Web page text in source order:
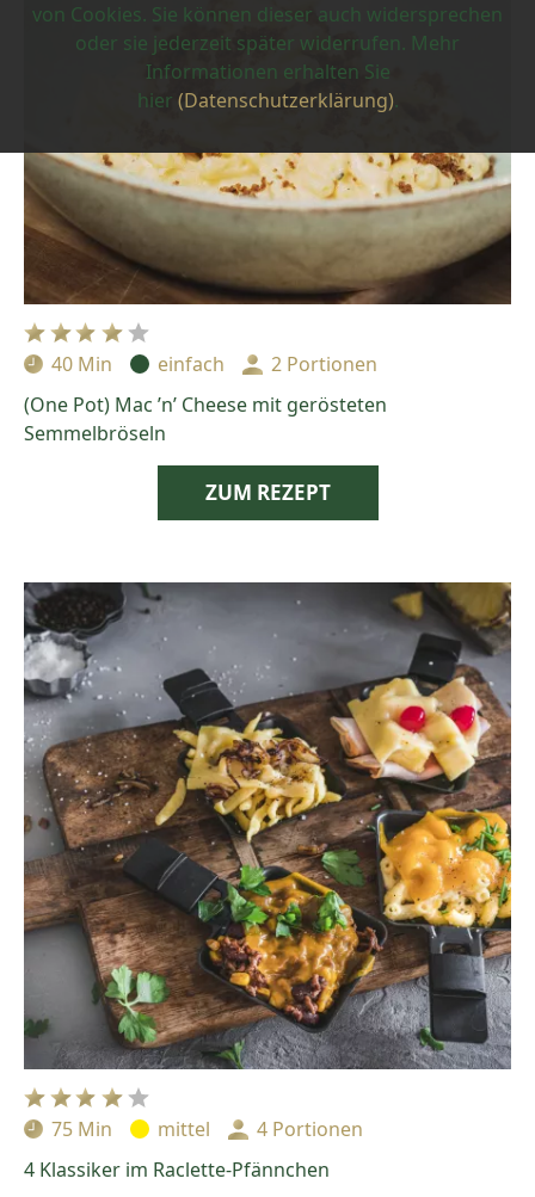
von Cookies. Sie können dieser auch widersprechen
oder sie jederzeit später widerrufen. Mehr
Informationen erhalten Sie
hier (Datenschutzerklärung).
Zubereitungszeit:
40 Min Schwierigkeit:
einfach Portionen:
2 Portionen
(One Pot) Mac ’n’ Cheese mit gerösteten
Semmelbröseln
ZUM REZEPT
Zubereitungszeit:
75 Min Schwierigkeit:
mittel Portionen:
4 Portionen
4 Klassiker im Raclette-Pfännchen